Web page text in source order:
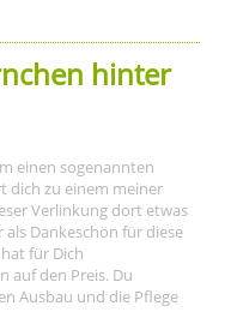
hinter
einen sogenannten
dich zu einem meiner
Verlinkung dort etwas
Dankeschön für diese
für Dich
auf den Preis. Du
Ausbau und die Pflege